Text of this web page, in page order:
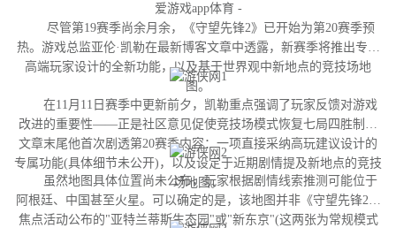
爱游戏app体育 -
尽管第19赛季尚余月余，《守望先锋2》已开始为第20赛季预
热。游戏总监亚伦·凯勒在最新博客文章中透露，新赛季将推出专为
高端玩家设计的全新功能，以及基于世界观中新地点的竞技场地
图。
在11月11日赛季中更新前夕，凯勒重点强调了玩家反馈对游戏
改进的重要性——正是社区意见促使竞技场模式恢复七局四胜制。
文章末尾他首次剧透第20赛季内容：一项直接采纳高玩建议设计的
专属功能(具体细节未公开)，以及设定于近期剧情提及新地点的竞技
场地图。
虽然地图具体位置尚未公布，玩家根据剧情线索推测可能位于
阿根廷、中国甚至火星。可以确定的是，该地图并非《守望先锋2》
焦点活动公布的"亚特兰蒂斯生态园"或"新东京"(这两张为常规模式